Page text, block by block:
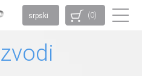
srpski (0)